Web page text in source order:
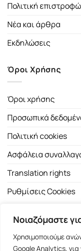
Νοιαζόμαστε
Χρησιμοποιούμε
Google Analytics, για
Πολιτική
Νέα και άρθρα
Εκδηλώσεις
Όροι Χρήσης
Όροι χρήσης
Προσωπικά
Πολιτική cookies
Ασφάλεια
Translation rights
Ρυθμίσεις Cookies